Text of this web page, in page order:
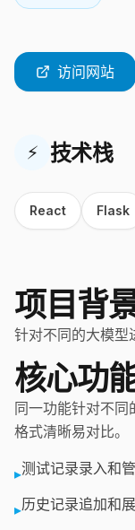
访问网站
⚡ 技术栈
React Flask
项目背
针对不同的大模型
核心功
同一功能针对不同
格式清晰易对比。
▸测试记录录入和
▸历史记录追加和